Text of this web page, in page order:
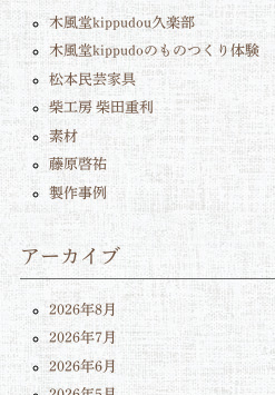
木風堂kippudou久楽部
木風堂kippudoのものつくり体験
松本民芸家具
柴工房 柴田重利
素材
藤原啓祐
製作事例
アーカイブ
2026年8月
2026年7月
2026年6月